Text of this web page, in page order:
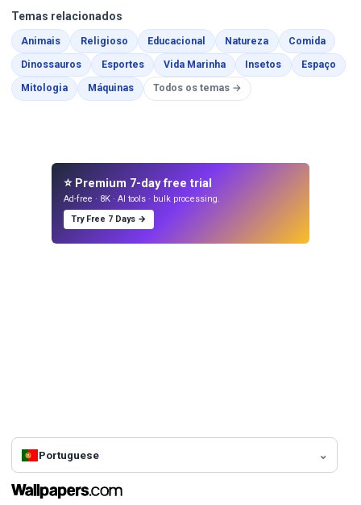
Temas relacionados
AnimaisPáginas para Colorir
ReligiosoPáginas para Colorir
Educacional Páginas para Colorir
NaturezaPáginas para
Comida
DinossaurosPáginas para Colorir
EsportesPáginas para Colorir
Vida MarinhaPáginas para Colorir
InsetosPáginas para
Espaço
MitologiaPáginas para Colorir
MáquinasPáginas para Colorir
Todos os temas →
⭐ Premium 7-day free trial
Ad-free · 8K · AI tools · bulk processing.
Try Free 7 Days →
Portuguese